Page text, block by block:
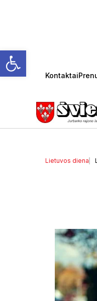
Open toolbar
Kontaktai
lepins
Lietuvos diena